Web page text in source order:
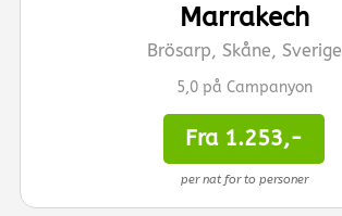
Marrakech
Brösarp, Skåne, Sverige
5,0 på Campanyon
Fra 1.253,-
per nat for to personer